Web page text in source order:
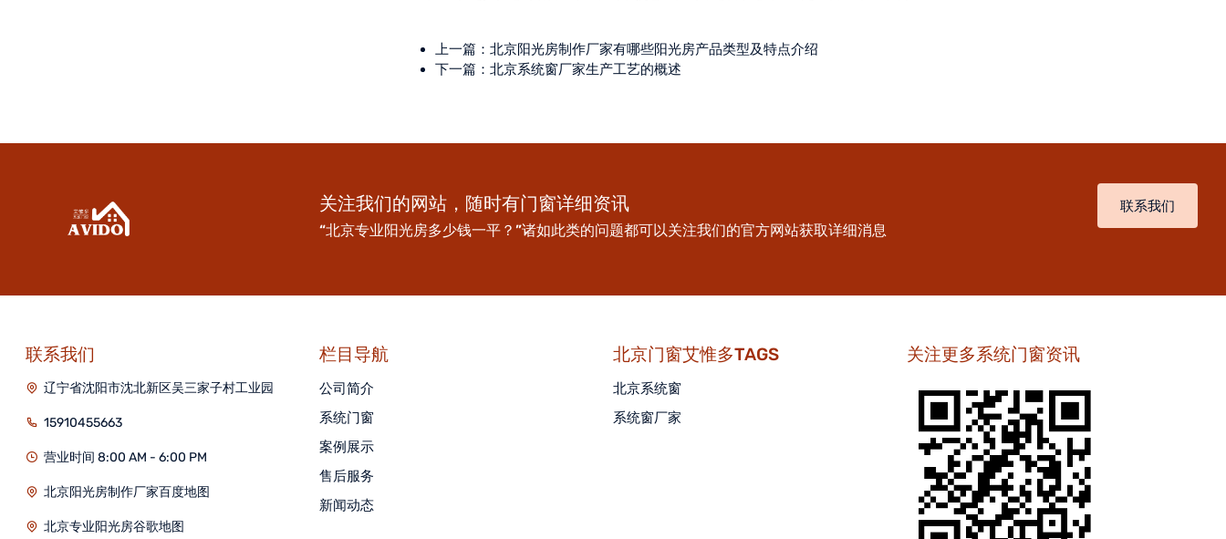
上一篇：北京阳光房制作厂家有哪些阳光房产品类型及特点介绍
下一篇：北京系统窗厂家生产工艺的概述
关注我们的网站，随时有门窗详细资讯
“北京专业阳光房多少钱一平？”诸如此类的问题都可以关注我们的官方网站获取详细消息
联系我们
联系我们
辽宁省沈阳市沈北新区吴三家子村工业园
15910455663
营业时间 8:00 AM - 6:00 PM
北京阳光房制作厂家百度地图
北京专业阳光房谷歌地图
栏目导航
公司简介
系统门窗
案例展示
售后服务
新闻动态
北京门窗艾惟多TAGS
北京系统窗
系统窗厂家
关注更多系统门窗资讯